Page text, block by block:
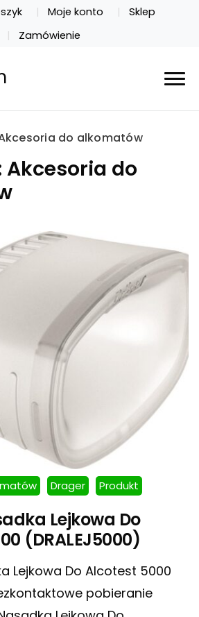
Moje konto
Sklep
Zamówienie
do alkomatów
Akcesoria do
Drager Produkt
Lejkowa Do
(DRALEJ5000)
Lejkowa Do Alcotest 5000
pobieranie